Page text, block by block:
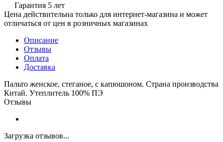
Гарантия 5 лет
Цена действительна только для интернет-магазина и может
отличаться от цен в розничных магазинах
Описание
Отзывы
Оплата
Доставка
Пальто женское, стеганое, с капюшоном. Страна производства
Китай. Утеплитель 100% ПЭ
Отзывы
Загрузка отзывов...